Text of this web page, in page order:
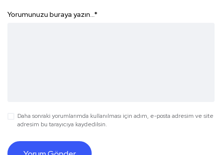
Yorumunuzu buraya yazın...*
Daha sonraki yorumlarımda kullanılması için adım, e-posta adresim ve site
adresim bu tarayıcıya kaydedilsin.